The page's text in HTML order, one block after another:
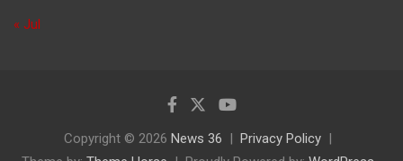
« Jul
Copyright © 2026 News 36
Privacy Policy